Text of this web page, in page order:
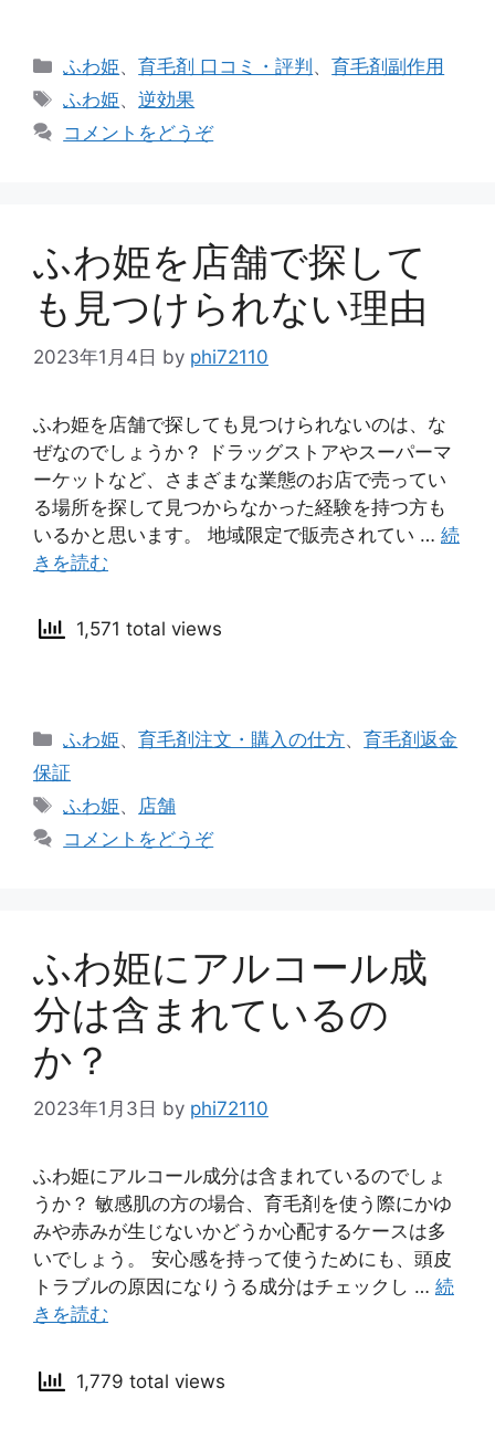
カ
テ
リ
ふわ姫、育毛剤 口コミ・評判 、育毛剤副作用
タ
グ
ふわ姫、逆効果
コメントをどうぞ
ふわ姫を店舗で探して
も見つけられない理由
2023年1月4日 by phi72110
ふわ姫を店舗で探しても見つけられないのは、な
ぜなのでしょうか？ ドラッグストアやスーパーマ
ーケットなど、さまざまな業態のお店で売ってい
る場所を探して見つからなかった経験を持つ方も
いるかと思います。 地域限定で販売されてい … 続
きを読む
1,571 total views
カ
テ
リ
ー
ふわ姫、育毛剤注文・購入の仕方、育毛剤返金
保証
タ
ふわ姫、 店舗
コメントをどうぞ
ふわ姫にアルコール成
分は含まれているの
か？
2023年1月3日 by phi72110
ふわ姫にアルコール成分は含まれているのでしょ
うか？ 敏感肌の方の場合、育毛剤を使う際にかゆ
みや赤みが生じないかどうか心配するケースは多
いでしょう。 安心感を持って使うためにも、頭皮
トラブルの原因になりうる成分はチェックし … 続
きを読む
1,779 total views